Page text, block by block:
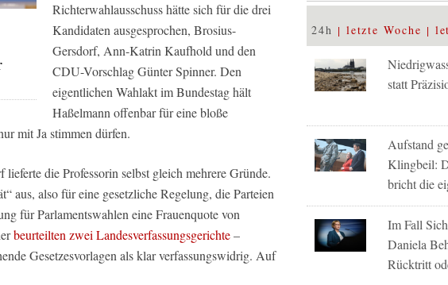
Richterwahlausschuss hätte sich für die drei
Kandidaten ausgesprochen, Brosius-
Gersdorf, Ann-Katrin Kaufhold und den
CDU-Vorschlag Günter Spinner. Den
eigentlichen Wahlakt im Bundestag hält
Haßelmann offenbar für eine bloße
mit Ja stimmen dürfen.
die Professorin selbst gleich mehrere Gründe.
aus, also für eine gesetzliche Regelung, die Parteien
für Parlamentswahlen eine Frauenquote von
beurteilten zwei Landesverfassungsgerichte–
Gesetzesvorlagen als klar verfassungswidrig. Auf
24h letzte Woche
statt
Aufstand
Klingbeil:
bricht die
Im Fall
Daniela
Rücktritt